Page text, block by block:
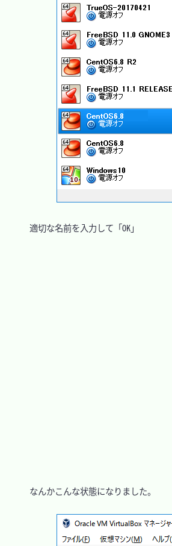
適切な名前を入力して「OK」
なんかこんな状態になりました。